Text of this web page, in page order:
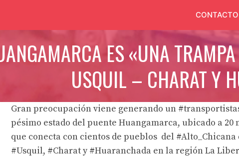
CONTACTO
ES «UNA
USQUIL – CHARAT Y
Gran preocupación viene generando un
pésimo estado del puente Huangamarca, ubicado a 20
que conecta con cientos de pueblos del
#Usquil, #Charat y #Huaranchada en la región La